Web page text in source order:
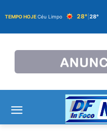
TEMPO HOJECéu Limpo 28° 28°